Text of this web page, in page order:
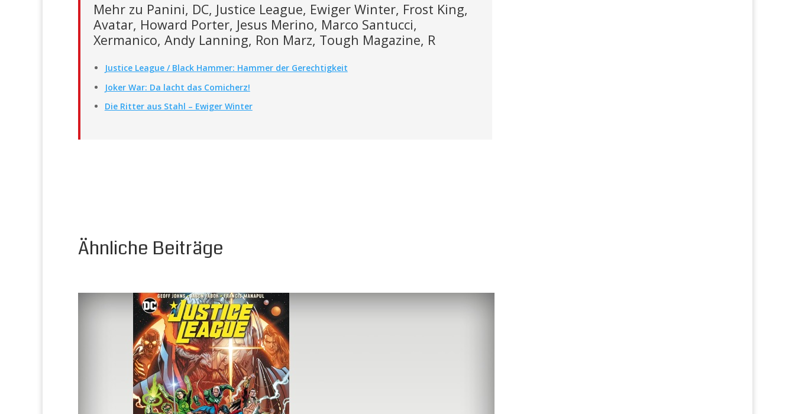
Mehr zu Panini, DC, Justice League, Ewiger Winter, Frost King,
Avatar, Howard Porter, Jesus Merino, Marco Santucci,
Xermanico, Andy Lanning, Ron Marz, Tough Magazine, R
Justice League / Black Hammer: Hammer der Gerechtigkeit
Joker War: Da lacht das Comicherz!
Die Ritter aus Stahl – Ewiger Winter
Ähnliche Beiträge